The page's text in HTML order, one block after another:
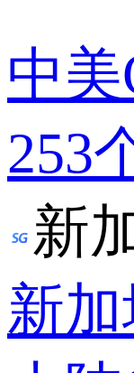
中
253
新
新